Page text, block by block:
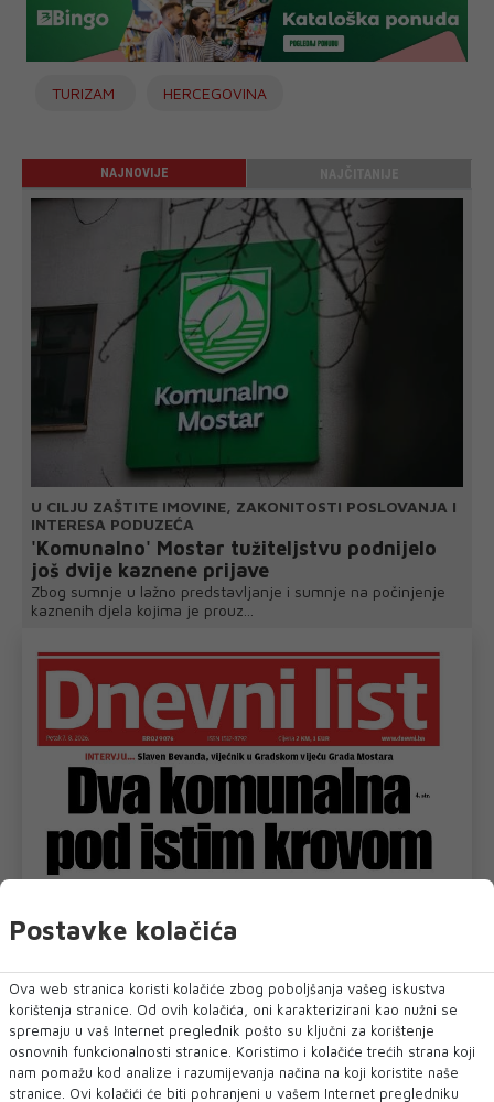
TURIZAM HERCEGOVINA
NAJNOVIJE
U CILJU ZAŠTITE IMOVINE, ZAKONITOSTI POSLOVANJA I
INTERESA PODUZEĆA
'Komunalno' Mostar tužiteljstvu podnijelo
još dvije kaznene prijave
Zbog sumnje u lažno predstavljanje i sumnje na počinjenje
kaznenih djela kojima je prouz...
Postavke kolačića
Ova web stranica koristi kolačiće zbog poboljšanja vašeg iskustva
korištenja stranice. Od ovih kolačića, oni karakterizirani kao nužni se
spremaju u vaš Internet preglednik pošto su ključni za korištenje
osnovnih funkcionalnosti stranice. Koristimo i kolačiće trećih strana koji
nam pomažu kod analize i razumijevanja načina na koji koristite naše
stranice. Ovi kolačići će biti pohranjeni u vašem Internet pregledniku